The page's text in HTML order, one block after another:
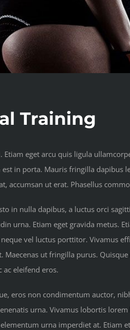
Training
Etiam eget arcu quis ligula
in porta. Mauris fringilla dapibus
accumsan ut erat. Phasellus
in nulla dapibus, a luctus orci
urna. Etiam eget gravida metus.
vel luctus porttitor. Vivamus
Maecenas ut fringilla purus.
ac eleifend eros.
eros non condimentum auctor,
urna. Vivamus lobortis
urna imperdiet at. Etiam